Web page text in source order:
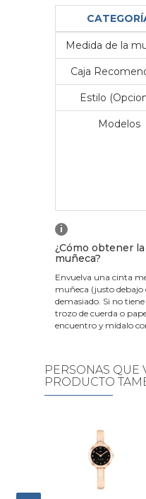
Medida de la
Caja
Estilo
Modelos
i
¿Cómo obtener
muñeca?
Envuelva una cinta
muñeca (justo debajo
demasiado. Si no
trozo de cuerda o
encuentro y mídalo
PERSONAS QUE
PRODUCTO